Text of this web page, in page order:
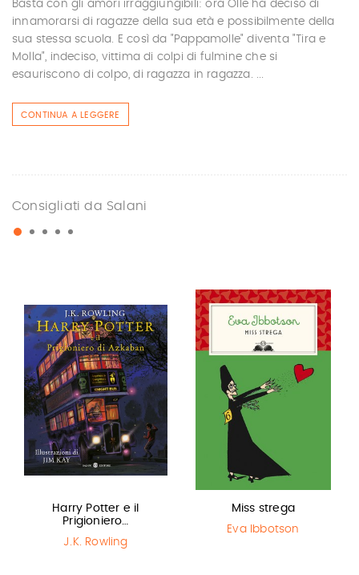
Basta con gli amori irraggiungibili: ora Olle ha deciso di
innamorarsi di ragazze della sua età e possibilmente della
sua stessa scuola. E così da "Pappamolle" diventa "Tira e
Molla", indeciso, vittima di colpi di fulmine che si
esauriscono di colpo, di ragazza in ragazza. ...
CONTINUA A LEGGERE
Consigliati da Salani
Harry Potter e il
Prigioniero…
J.K. Rowling
Miss strega
Eva Ibbotson